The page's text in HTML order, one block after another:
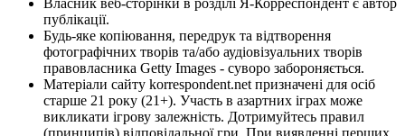
публікації.
Будь-яке копіювання, передрук та відтворення
фотографічних творів та/або аудіовізуальних творів
правовласника Getty Images - суворо забороняється.
Матеріали сайту korrespondent.net призначені для осіб
старше 21 року (21+). Участь в азартних іграх може
викликати ігрову залежність. Дотримуйтесь правил
(принципів) відповідальної гри. При виявленні перших